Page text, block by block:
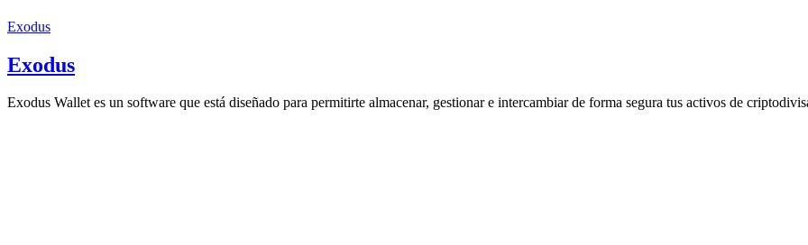
Exodus
Exodus
Exodus Wallet es un software que está diseñado para permitirte almacenar, gestionar e intercambiar de forma segura tus activos de